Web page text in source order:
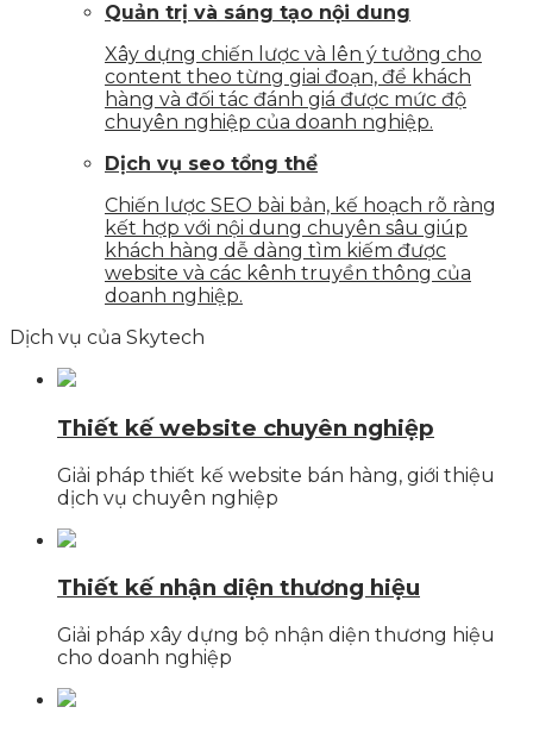
Quản trị và sáng tạo nội dung
Xây dựng chiến lược và lên ý tưởng cho
content theo từng giai đoạn, để khách
hàng và đối tác đánh giá được mức độ
chuyên nghiệp của doanh nghiệp.
Dịch vụ seo tổng thể
Chiến lược SEO bài bản, kế hoạch rõ ràng
kết hợp với nội dung chuyên sâu giúp
khách hàng dễ dàng tìm kiếm được
website và các kênh truyền thông của
doanh nghiệp.
Dịch vụ của Skytech
Thiết kế website chuyên nghiệp
Giải pháp thiết kế website bán hàng, giới thiệu
dịch vụ chuyên nghiệp
Thiết kế nhận diện thương hiệu
Giải pháp xây dựng bộ nhận diện thương hiệu
cho doanh nghiệp